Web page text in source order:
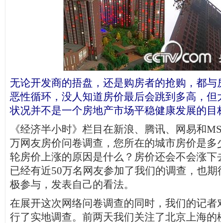
无论开发商的捂盘，还是购房者的抢购，都
恶性循环，没人知道房价最后会跳到多高，
状况并不是一个房地产市场平稳健康发展的目
《经济半小时》栏目在新浪、腾讯、网易和
万网友房价问卷调查，您所在的城市房价是
轮房价上涨的原因是什么？房价还会不会涨
已经有近50万名网友参加了我们的调查，也
极参与，发表自己的看法。
在展开这次网络问卷调查的同时，我们的记
行了实地调查。前两天我们关注了北京上海